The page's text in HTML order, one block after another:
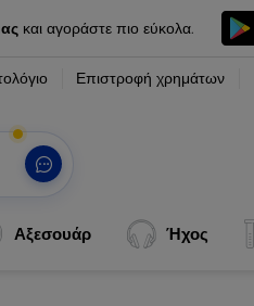
και αγοράστε πιο εύκολα.
Επιστροφή χρημάτων
Αξεσουάρ Ήχος